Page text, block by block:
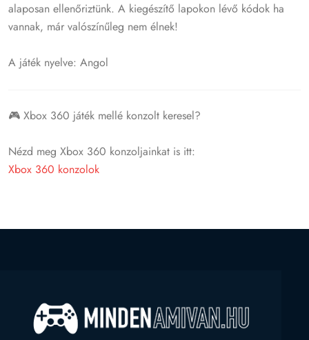
alaposan ellenőriztünk. A kiegészítő lapokon lévő kódok ha
vannak, már valószínűleg nem élnek!
A játék nyelve: Angol
🎮 Xbox 360 játék mellé konzolt keresel?
Nézd meg Xbox 360 konzoljainkat is itt:
Xbox 360 konzolok